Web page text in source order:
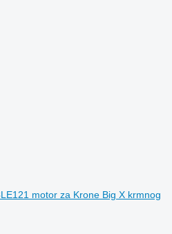
motor za Krone Big X krmnog